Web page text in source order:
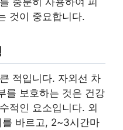
것이 중요합니다.
적입니다. 자외선 차
를 보호하는 것은 건강
적인 요소입니다. 외
바르고, 2~3시간마